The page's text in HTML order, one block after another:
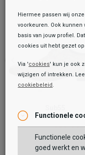
Oulton
Toegevoegd
Hiermee passen wij
voorkeuren. Ook kunnen
basis van jouw profiel.
cookies uit hebt gezet
Via 'cookies' kun je ook
wijzigen of intrekken.
cookiebeleid.
Functionele
Functionele
goed werkt en